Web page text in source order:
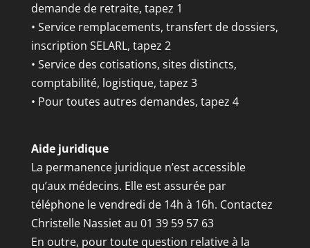
demande de retraite, tapez 1
• Service remplacements, transfert de dossiers,
inscription SELARL, tapez 2
• Service des cotisations, sites distincts,
comptabilité, logistique, tapez 3
• Pour toutes autres demandes, tapez 4
Aide juridique
La permanence juridique n’est accessible
qu’aux médecins. Elle est assurée par
téléphone le vendredi de 14h à 16h. Contactez
Christelle Nassiet au 01 39 59 57 63
En outre, pour toute question relative à la